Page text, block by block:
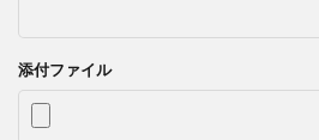
添付ファイル